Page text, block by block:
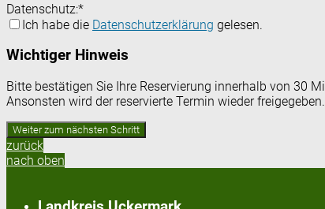
Datenschutz:*
Ich habe die Datenschutzerklärung gelesen.
Wichtiger Hinweis
Bitte bestätigen Sie Ihre Reservierung innerhalb von 30
Ansonsten wird der reservierte Termin wieder
zurück
nach oben